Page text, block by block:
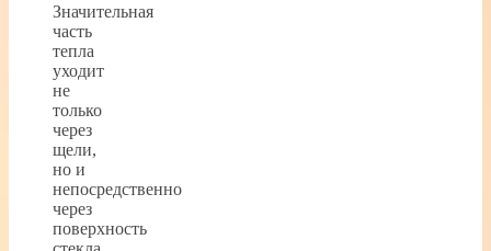
Значительная
часть
тепла
уходит
не
только
через
щели,
но и
непосредственно
через
поверхность